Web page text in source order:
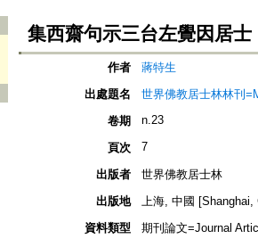
集西齋句示三台左覺因居士
作者
蔣特生
出處題名
世界佛教居士林林刊
卷期
n.23
頁次 7
出版者
世界佛教居士林
出版地
上海, 中國 [Shanghai,
資料類型
期刊論文=Journal